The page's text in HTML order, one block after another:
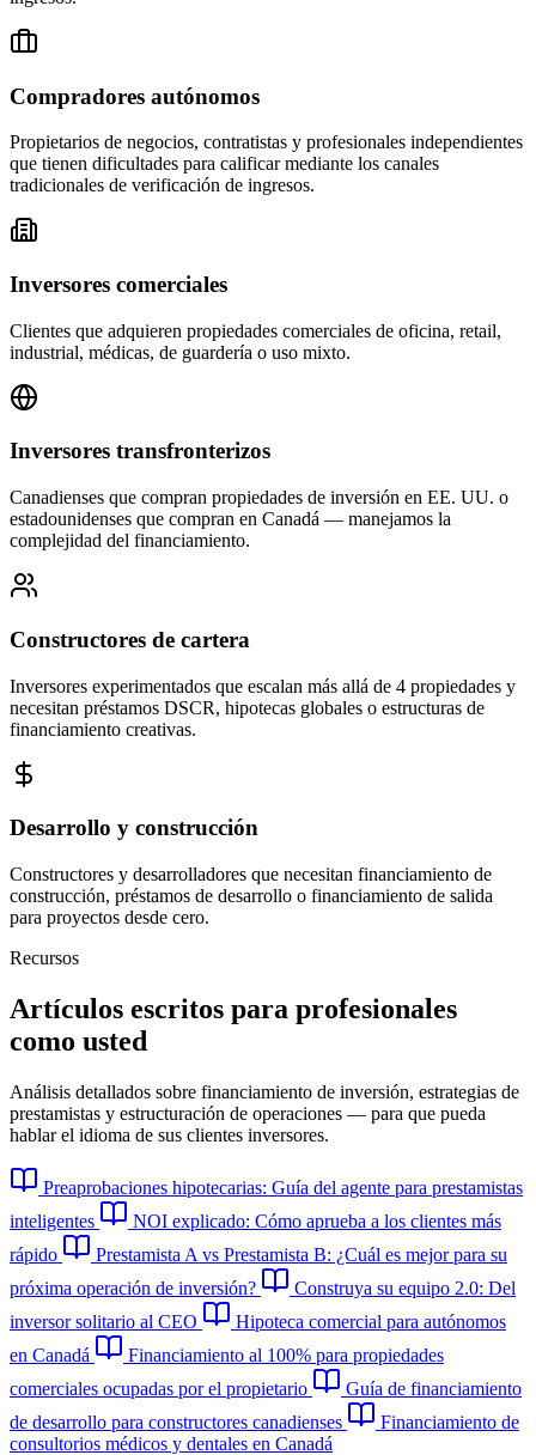
Compradores autónomos
Propietarios de negocios, contratistas y profesionales independientes
que tienen dificultades para calificar mediante los canales
tradicionales de verificación de ingresos.
Inversores comerciales
Clientes que adquieren propiedades comerciales de oficina, retail,
industrial, médicas, de guardería o uso mixto.
Inversores transfronterizos
Canadienses que compran propiedades de inversión en EE. UU. o
estadounidenses que compran en Canadá — manejamos la
complejidad del financiamiento.
Constructores de cartera
Inversores experimentados que escalan más allá de 4 propiedades y
necesitan préstamos DSCR, hipotecas globales o estructuras de
financiamiento creativas.
Desarrollo y construcción
Constructores y desarrolladores que necesitan financiamiento de
construcción, préstamos de desarrollo o financiamiento de salida
para proyectos desde cero.
Recursos
Artículos escritos para profesionales
como usted
Análisis detallados sobre financiamiento de inversión, estrategias de
prestamistas y estructuración de operaciones — para que pueda
hablar el idioma de sus clientes inversores.
Preaprobaciones hipotecarias: Guía del agente para prestamistas
inteligentes
NOI explicado: Cómo aprueba a los clientes más
rápido
Prestamista A vs Prestamista B: ¿Cuál es mejor para su
próxima operación de inversión?
Construya su equipo 2.0: Del
inversor solitario al CEO
Hipoteca comercial para autónomos
en Canadá
Financiamiento al 100% para propiedades
comerciales ocupadas por el propietario
Guía de financiamiento
de desarrollo para constructores canadienses
Financiamiento de
consultorios médicos y dentales en Canadá